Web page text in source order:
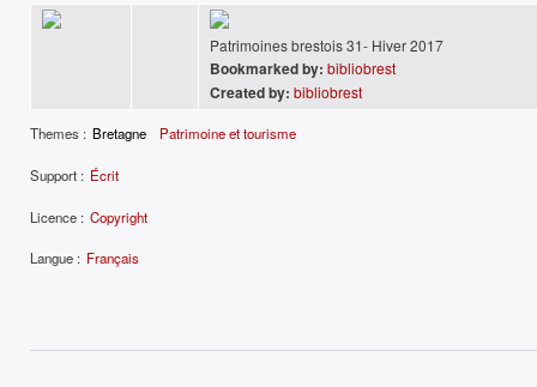
Patrimoines brestois 31- Hiver 2017
Bookmarked by: bibliobrest
Created by: bibliobrest
Themes : Bretagne Patrimoine et tourisme
Support : Écrit
Licence : Copyright
Langue : Français